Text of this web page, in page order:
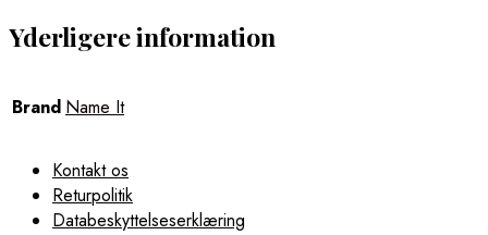
Yderligere information
Brand Name It
Kontakt os
Returpolitik
Databeskyttelseserklæring